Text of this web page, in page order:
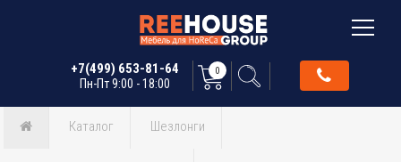
+7(499) 653-81-64
Пн-Пт 9:00 - 18:00
0
Каталог Шезлонги